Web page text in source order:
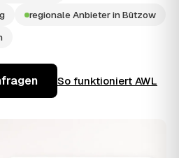
regionale Anbieter in Bützow
So funktioniert AWL